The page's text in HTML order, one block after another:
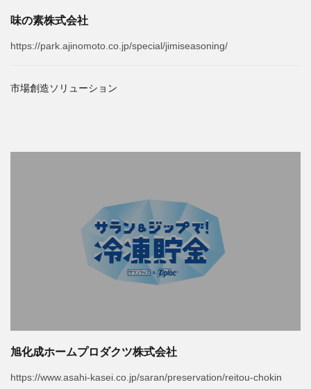
味の素株式会社
https://park.ajinomoto.co.jp/special/jimiseasoning/
市場創造ソリューション
旭化成ホームプロダクツ株式会社
https://www.asahi-kasei.co.jp/saran/preservation/reitou-chokin